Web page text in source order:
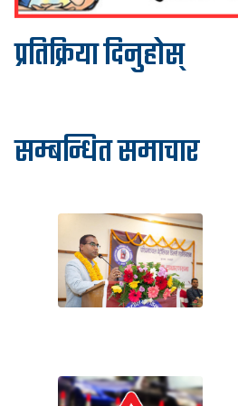
प्रतिक्रिया दिनुहोस्
सम्बन्धित समाचार